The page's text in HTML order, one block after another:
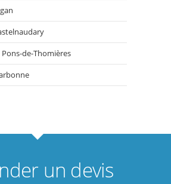
Pons-de-Thomières
un devis